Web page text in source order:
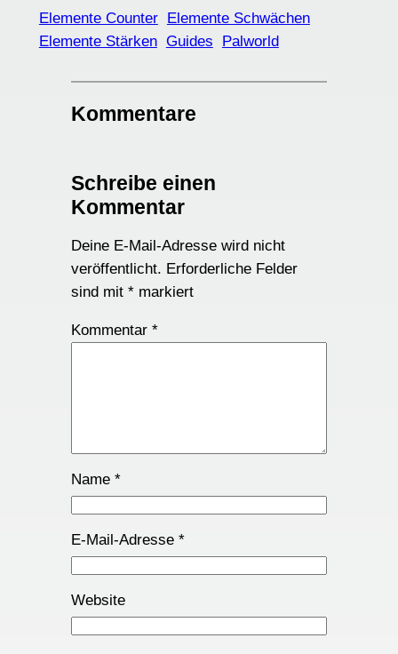
Elemente Counter Elemente Schwächen
Elemente Stärken Guides Palworld
Kommentare
Schreibe einen
Kommentar
Deine E-Mail-Adresse wird nicht
veröffentlicht. Erforderliche Felder
sind mit *markiert
Kommentar *
Name *
E-Mail-Adresse *
Website